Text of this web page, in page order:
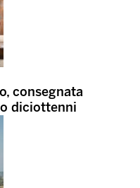
consegnata
diciottenni